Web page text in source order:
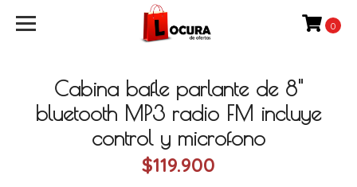
0
Cabina bafle parlante de 8"
bluetooth MP3 radio FM incluye
control y microfono
$119.900